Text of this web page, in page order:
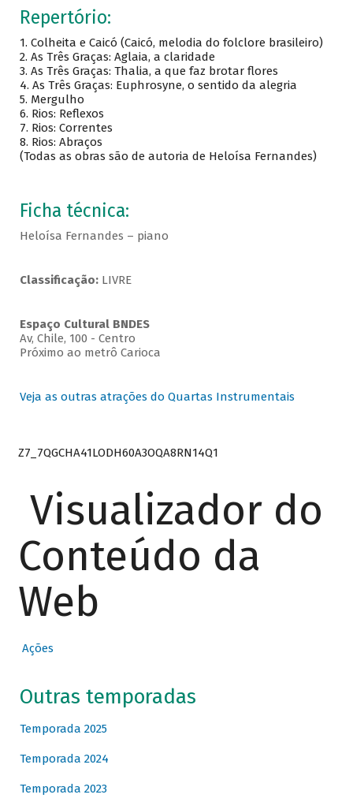
Repertório:
1. Colheita e Caicó (Caicó, melodia do folclore brasileiro)
2. As Três Graças: Aglaia, a claridade
3. As Três Graças: Thalia, a que faz brotar flores
4. As Três Graças: Euphrosyne, o sentido da alegria
5. Mergulho
6. Rios: Reflexos
7. Rios: Correntes
8. Rios: Abraços
(Todas as obras são de autoria de Heloísa Fernandes)
Ficha técnica:
Heloísa Fernandes – piano
Classificação:LIVRE
Espaço Cultural BNDES
Av, Chile, 100 - Centro
Próximo ao metrô Carioca
Veja as outras atrações do Quartas Instrumentais
Z7_7QGCHA41LODH60A3OQA8RN14Q1
Visualizador do
Conteúdo da
Web
Ações
Outras temporadas
Temporada 2025
Temporada 2024
Temporada 2023